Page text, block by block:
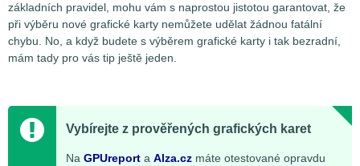
základních pravidel, mohu vám s naprostou jistotou garantovat, že
při výběru nové grafické karty nemůžete udělat žádnou fatální
chybu. No, a když budete s výběrem grafické karty i tak bezradní,
mám tady pro vás tip ještě jeden.
Vybírejte z prověřených grafických karet
Na GPUreport a Alza.cz máte otestované opravdu